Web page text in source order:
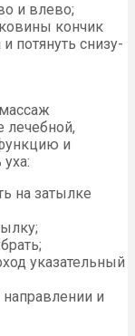
и влево;
кончик
потянуть снизу-
лечебной,
и
на затылке
указательный
и